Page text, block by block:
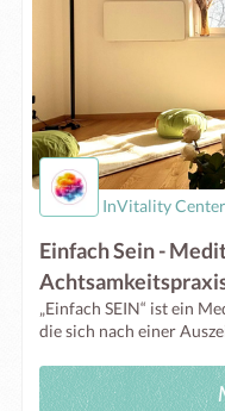
InVitality
Einfach Sein -
„Einfach SEIN“ ist ein
die sich nach einer